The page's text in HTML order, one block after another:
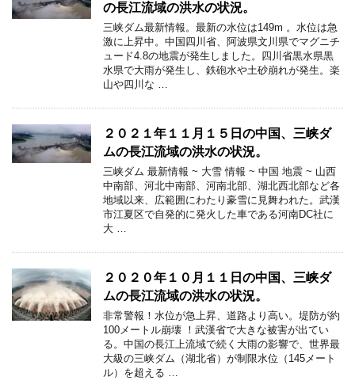
の長江流域の洪水の状況。
三峡ダム最新情報。最新の水位は149m 。水位は急
激に上昇中。中国四川省、阿波県文川県でマグニチ
ュード4.8の地震が発生しました。四川省黒水県黒
水県で大雨が発生し、鉄砲水や土砂崩れが発生。楽
山や四川な …
２０２１年１１月１５日の中国、三峡ダ
ムの長江流域の洪水の状況。
三峡ダム 最新情報 ~ 大雪 情報 ~ 中国 地震 ~ 山西
中南部、河北中南部、河南北部、湖北西北部など各
地域以来、広範囲にわたり豪雪に見舞われた。武漢
市江夏区で自発的に発火した車である河南DC社に
大 …
２０２０年１０月１１日の中国、三峡ダ
ムの長江流域の洪水の状況。
非常警報！水位が急上昇、道路より高い。堤防が約
100メートル崩壊 ！武漢省で大きな被害が出てい
る。中国の長江上流域で続く大雨の影響で、世界最
大級の三峡ダム（湖北省）が制限水位（145メート
ル）を超える …